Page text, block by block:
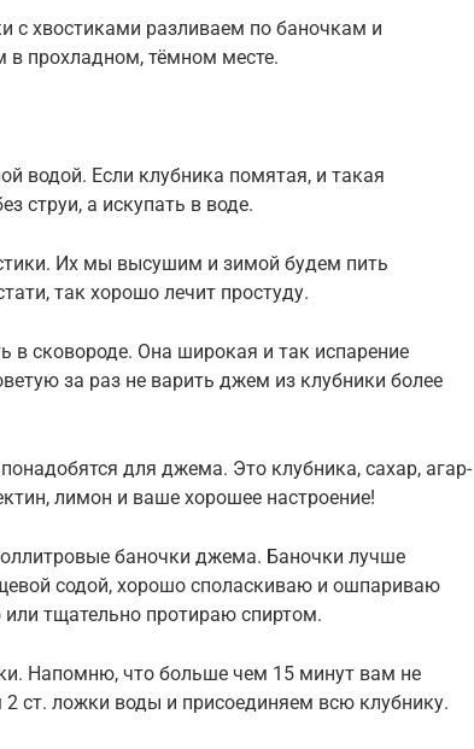
с хвостиками разливаем по баночкам и
прохладном, тёмном месте.
водой. Если клубника помятая, и такая
струи, а искупать в воде.
Их мы высушим и зимой будем пить
так хорошо лечит простуду.
в сковороде. Она широкая и так испарение
за раз не варить джем из клубники более
для джема. Это клубника, сахар, агар-
лимон и ваше хорошее настроение!
баночки джема. Баночки лучше
содой, хорошо споласкиваю и ошпариваю
тщательно протираю спиртом.
Напомню, что больше чем 15 минут вам не
ст. ложки воды и присоединяем всю клубнику.